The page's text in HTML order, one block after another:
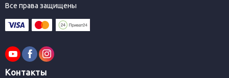
Все права защищены
Контакты